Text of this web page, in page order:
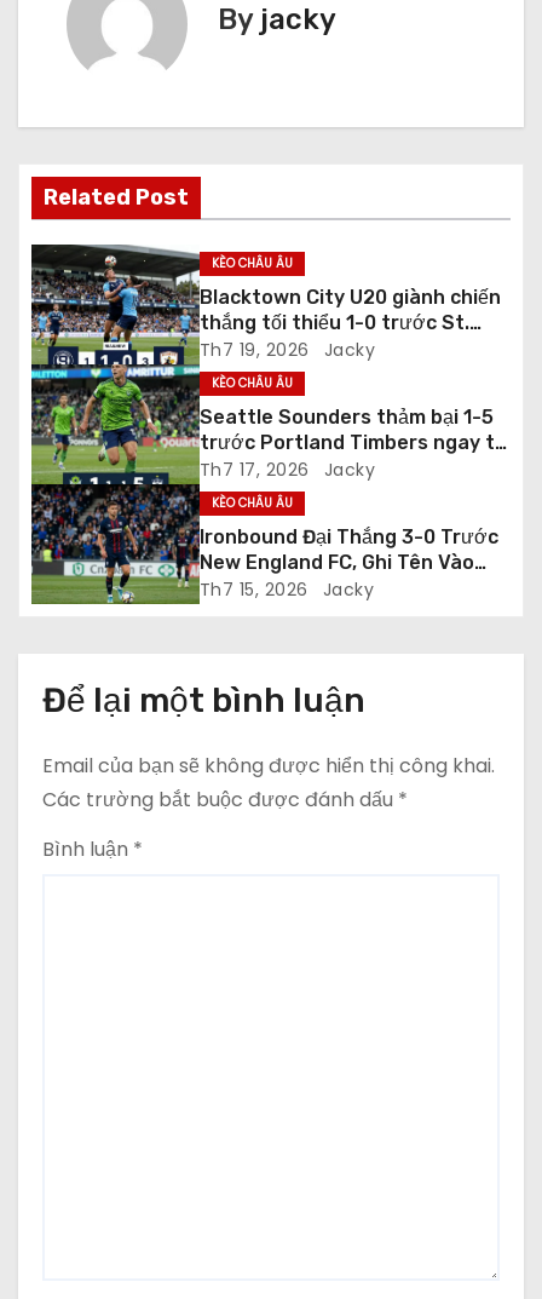
ớ
n
g
b
à
i
v
i
ế
By jacky
Related Post
KÈO CHÂU ÂU
Blacktown City U20 giành chiến
thắng tối thiểu 1-0 trước St.
George City U20 ở vòng Regular
Season
Th7 19, 2026 Jacky
KÈO CHÂU ÂU
Seattle Sounders thảm bại 1-5
trước Portland Timbers ngay tại
Lumen Field
Th7 17, 2026 Jacky
KÈO CHÂU ÂU
Ironbound Đại Thắng 3-0 Trước
New England FC, Ghi Tên Vào
Vòng Playoff USL League Two
Th7 15, 2026 Jacky
Để lại một bình luận
Email của bạn sẽ không được hiển thị công khai.
Các trường bắt buộc được đánh dấu *
Bình luận *